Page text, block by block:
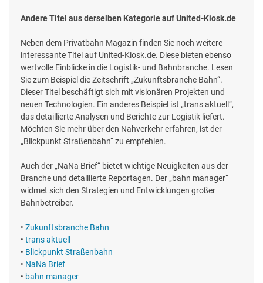
Andere Titel aus derselben Kategorie auf United-Kiosk.de
Neben dem Privatbahn Magazin finden Sie noch weitere
interessante Titel auf United-Kiosk.de. Diese bieten ebenso
wertvolle Einblicke in die Logistik- und Bahnbranche. Lesen
Sie zum Beispiel die Zeitschrift „Zukunftsbranche Bahn“.
Dieser Titel beschäftigt sich mit visionären Projekten und
neuen Technologien. Ein anderes Beispiel ist „trans aktuell“,
das detaillierte Analysen und Berichte zur Logistik liefert.
Möchten Sie mehr über den Nahverkehr erfahren, ist der
„Blickpunkt Straßenbahn“ zu empfehlen.
Auch der „NaNa Brief“ bietet wichtige Neuigkeiten aus der
Branche und detaillierte Reportagen. Der „bahn manager“
widmet sich den Strategien und Entwicklungen großer
Bahnbetreiber.
• Zukunftsbranche Bahn
• trans aktuell
• Blickpunkt Straßenbahn
• NaNa Brief
• bahn manager